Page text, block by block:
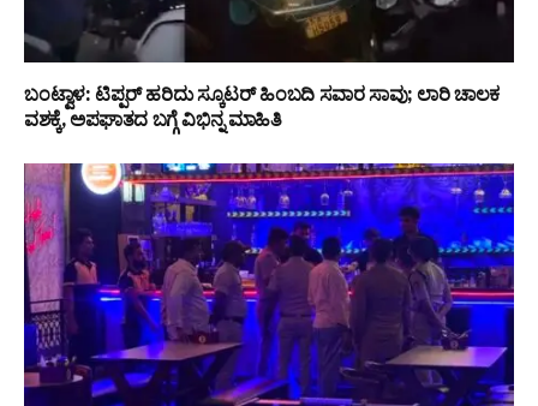
ಬಂಟ್ವಾಳ: ಟಿಪ್ಪರ್ ಹರಿದು ಸ್ಕೂಟರ್ ಹಿಂಬದಿ ಸವಾರ ಸಾವು; ಲಾರಿ ಚಾಲಕ
ವಶಕ್ಕೆ, ಅಪಘಾತದ ಬಗ್ಗೆ ವಿಭಿನ್ನ ಮಾಹಿತಿ